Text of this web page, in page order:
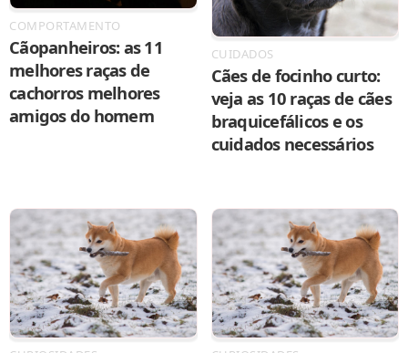
COMPORTAMENTO
Cãopanheiros: as 11
melhores raças de
cachorros melhores
amigos do homem
CUIDADOS
Cães de focinho curto:
veja as 10 raças de cães
braquicefálicos e os
cuidados necessários